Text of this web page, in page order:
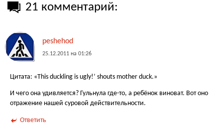
21 комментарий:
peshehod
25.12.2011 на 01:26
Цитата: «This duckling is ugly!’ shouts mother duck.»
И чего она удивляется? Гульнула где-то, а ребёнок виноват. Вот оно
отражение нашей суровой действительности.
Ответить